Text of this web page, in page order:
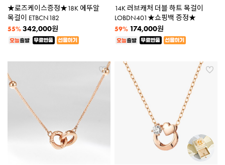
★로즈케이스증정★18K 에뚜알
목걸이 ETBCN182
55% 342,000원
14K 러브캐처 더블 하트 목걸이
LOBDN401★쇼핑백 증정★
59% 174,000원